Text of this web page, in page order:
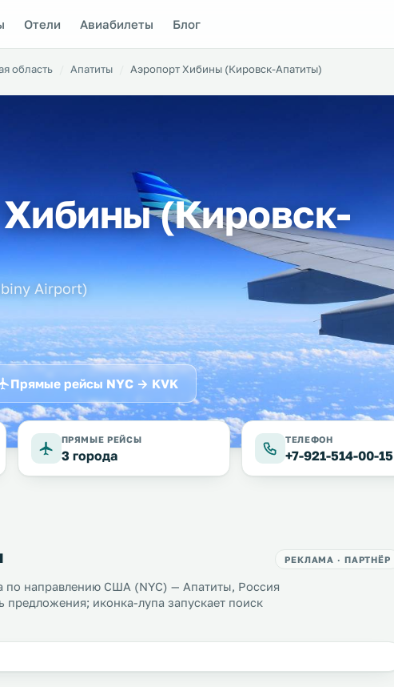
Отели Авиабилеты Блог
область Апатиты Аэропорт Хибины (Кировск-Апатиты)
(Кировск-
Airport)
Прямые рейсы NYC → KVK
ПРЯМЫЕ РЕЙСЫ
3 города
ТЕЛЕФОН
+7-921-514-00-15
РЕКЛАМА · ПАРТНЁР
по направлению США (NYC) — Апатиты, Россия
иконка-лупа запускает поиск